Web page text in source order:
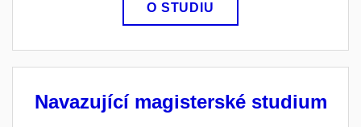
O STUDIU
Navazující magisterské studium